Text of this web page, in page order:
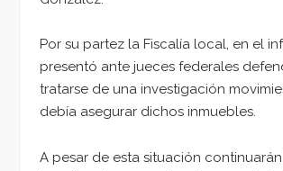
Por su partez la Fiscalía local, en el
presentó ante jueces federales
tratarse de una investigación
debía asegurar dichos inmuebles.
A pesar de esta situación